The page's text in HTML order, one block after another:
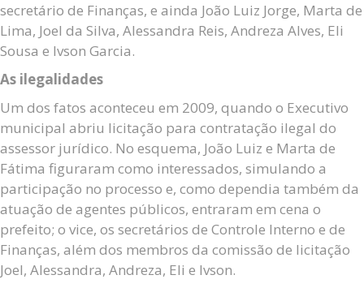
secretário de Finanças, e ainda João Luiz Jorge, Marta de
Lima, Joel da Silva, Alessandra Reis, Andreza Alves, Eli
Sousa e Ivson Garcia.
As ilegalidades
Um dos fatos aconteceu em 2009, quando o Executivo
municipal abriu licitação para contratação ilegal do
assessor jurídico. No esquema, João Luiz e Marta de
Fátima figuraram como interessados, simulando a
participação no processo e, como dependia também da
atuação de agentes públicos, entraram em cena o
prefeito; o vice, os secretários de Controle Interno e de
Finanças, além dos membros da comissão de licitação
Joel, Alessandra, Andreza, Eli e Ivson.